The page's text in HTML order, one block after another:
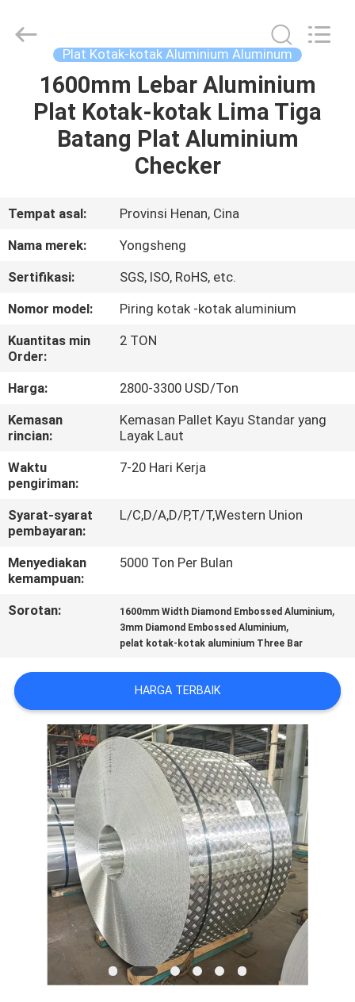
RUMAH
PRODUK
KAMI
PABRIK
KONTROL
KUALITAS
HUBUNGI
KAMI
BERITA
KASUS
PENAWARAN
SITEMAP
KEBIJAKAN
PRIVASI
Industry
Co.,Ltd..
Plat Kotak-kotak Aluminium Aluminum
1600mm Lebar Aluminium
Plat Kotak-kotak Lima Tiga
Batang Plat Aluminium
Checker
Tempat asal:
Provinsi Henan, Cina
Nama merek:
Yongsheng
Sertifikasi:
SGS, ISO, RoHS, etc.
Nomor model:
Piring kotak -kotak aluminium
Kuantitas min
Order:
2 TON
Harga:
2800-3300 USD/Ton
Kemasan
rincian:
Kemasan Pallet Kayu Standar yang
Layak Laut
Waktu
pengiriman:
7-20 Hari Kerja
Syarat-syarat
pembayaran:
L/C,D/A,D/P,T/T,Western Union
Menyediakan
kemampuan:
5000 Ton Per Bulan
Sorotan: 1600mm Width Diamond Embossed Aluminium,
3mm Diamond Embossed Aluminium,
pelat kotak-kotak aluminium Three Bar
HARGA TERBAIK